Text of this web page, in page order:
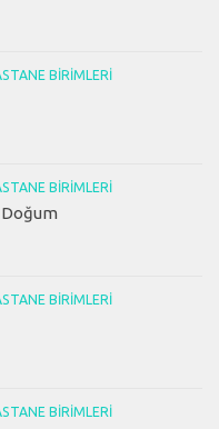
BIRIMLERI
BIRIMLERI
Doğum
BIRIMLERI
BIRIMLERI